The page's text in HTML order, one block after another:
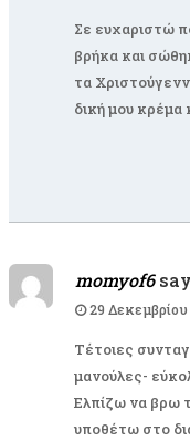
Σε ευχαριστώ
βρήκα και
τα
δική μου κρέμα
momyof6
29 Δεκεμβρίου
Τέτοιες
μανούλες-
Ελπίζω να βρω
υποθέτω στο